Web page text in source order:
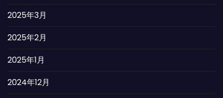
2025年3月
2025年2月
2025年1月
2024年12月